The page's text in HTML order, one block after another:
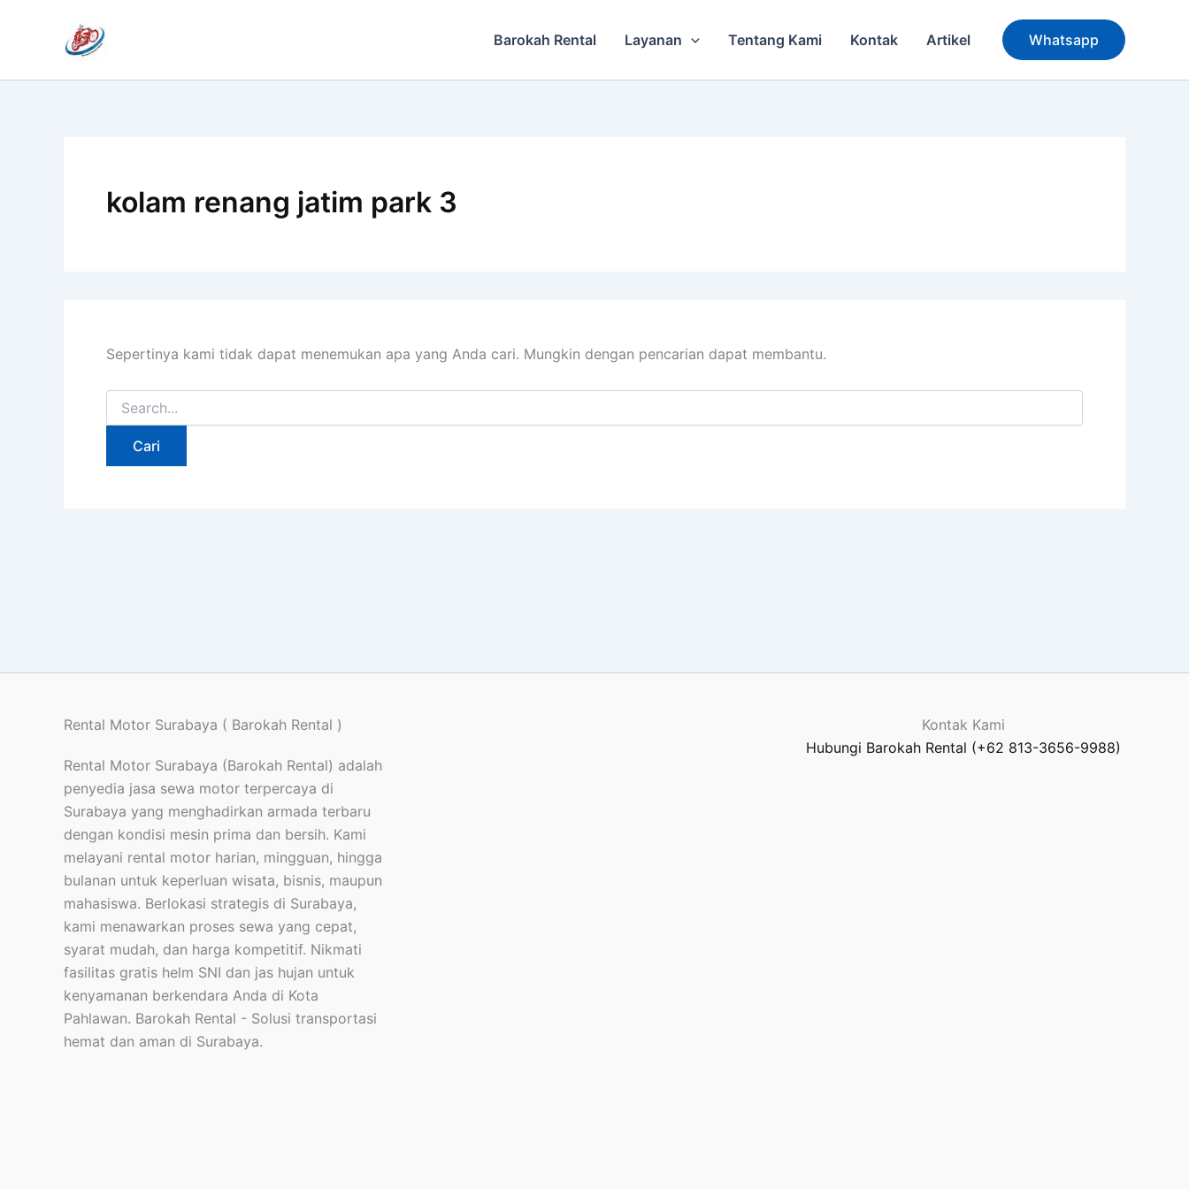
Barokah Rental Layanan Tentang Kami Kontak Artikel Whatsapp
kolam renang jatim park 3
Sepertinya kami tidak dapat menemukan apa yang Anda cari. Mungkin dengan pencarian dapat membantu.
Rental Motor Surabaya ( Barokah Rental )
Rental Motor Surabaya (Barokah Rental) adalah
penyedia jasa sewa motor terpercaya di
Surabaya yang menghadirkan armada terbaru
dengan kondisi mesin prima dan bersih. Kami
melayani rental motor harian, mingguan, hingga
bulanan untuk keperluan wisata, bisnis, maupun
mahasiswa. Berlokasi strategis di Surabaya,
kami menawarkan proses sewa yang cepat,
syarat mudah, dan harga kompetitif. Nikmati
fasilitas gratis helm SNI dan jas hujan untuk
kenyamanan berkendara Anda di Kota
Pahlawan. Barokah Rental - Solusi transportasi
hemat dan aman di Surabaya.
Kontak Kami
Hubungi Barokah Rental (+62 813-3656-9988)